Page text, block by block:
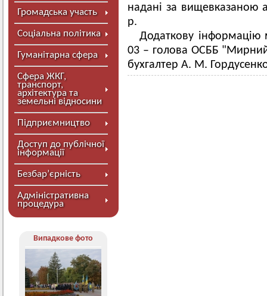
Громадська участь
Соціальна політика
Гуманітарна сфера
Сфера ЖКГ,
транспорт,
архітектура та
земельні відносини
Підприємництво
Доступ до публічної
інформації
Безбар’єрність
Адміністративна
процедура
Випадкове фото
надані за вищевказаною
р.
Додаткову
03 – голова ОСББ
бухгалтер А. М.